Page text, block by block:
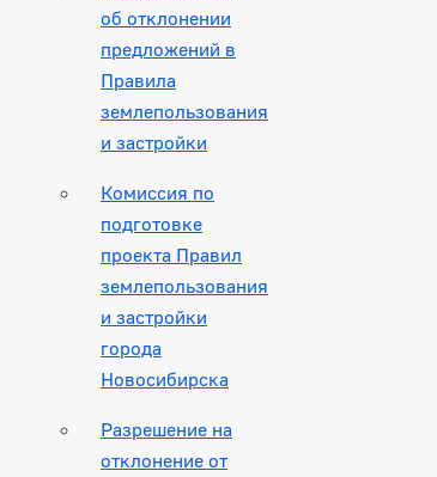
об отклонении
предложений в
Правила
землепользования
и застройки
Комиссия по
подготовке
проекта Правил
землепользования
и застройки
города
Новосибирска
Разрешение на
отклонение от